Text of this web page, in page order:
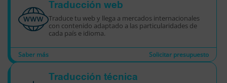
Traducción web
Traduce tu web y llega a mercados internacionales
con contenido adaptado a las particularidades de
cada país e idioma.
Saber más Solicitar presupuesto
Traducción técnica